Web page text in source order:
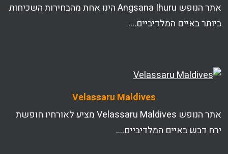
אתר הנופש Angsana Ihuru הינו אחת מהבחירות השכיחות
ביותר באיים המלדיביים….
Velassaru Maldives
אתר הנופש Velassaru Maldives מציע לאורחיו חופשת
ירח דבש באיים המלדיביים….